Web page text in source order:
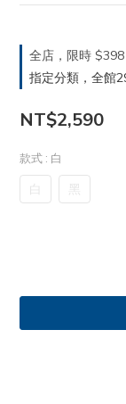
全店，限時
指定分類，全館
NT$2,590
款式 : 白
白 黑